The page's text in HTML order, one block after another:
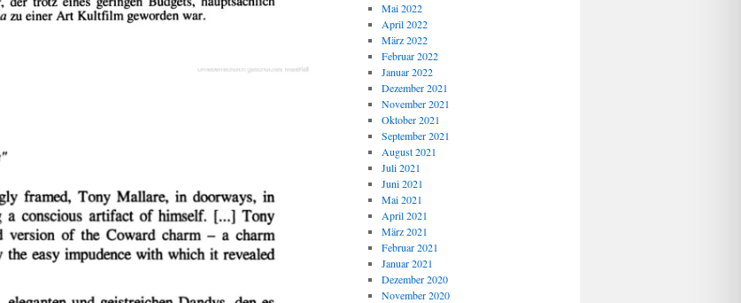
Mai 2022
April 2022
März 2022
Februar 2022
Januar 2022
Dezember 2021
November 2021
Oktober 2021
September 2021
August 2021
Juli 2021
Juni 2021
Mai 2021
April 2021
März 2021
Februar 2021
Januar 2021
Dezember 2020
November 2020